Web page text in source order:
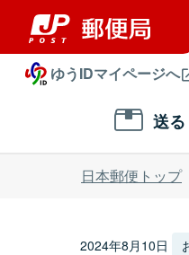
ゆうIDマイページへ
送る
日本郵便トップ
2024年8月10日